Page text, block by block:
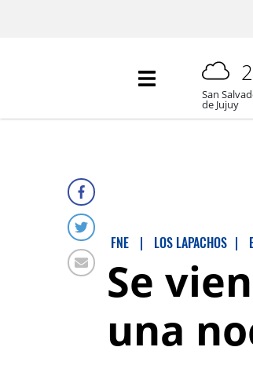
San
de Jujuy
FNE | LOS LAPACHOS |
Se
una